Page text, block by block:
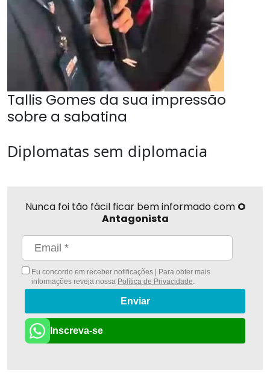
Tallis Gomes da sua impressão
sobre a sabatina
Diplomatas sem diplomacia
Nunca foi tão fácil ficar bem informado com O
Antagonista
Eu concordo em receber notificações | Para obter mais
informações reveja nossa Política de Privacidade.
Enviar
Inscreva-se